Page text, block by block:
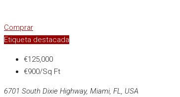
Comprar
Etiqueta destacada
€125,000
€900/Sq Ft
6701 South Dixie Highway, Miami, FL, USA